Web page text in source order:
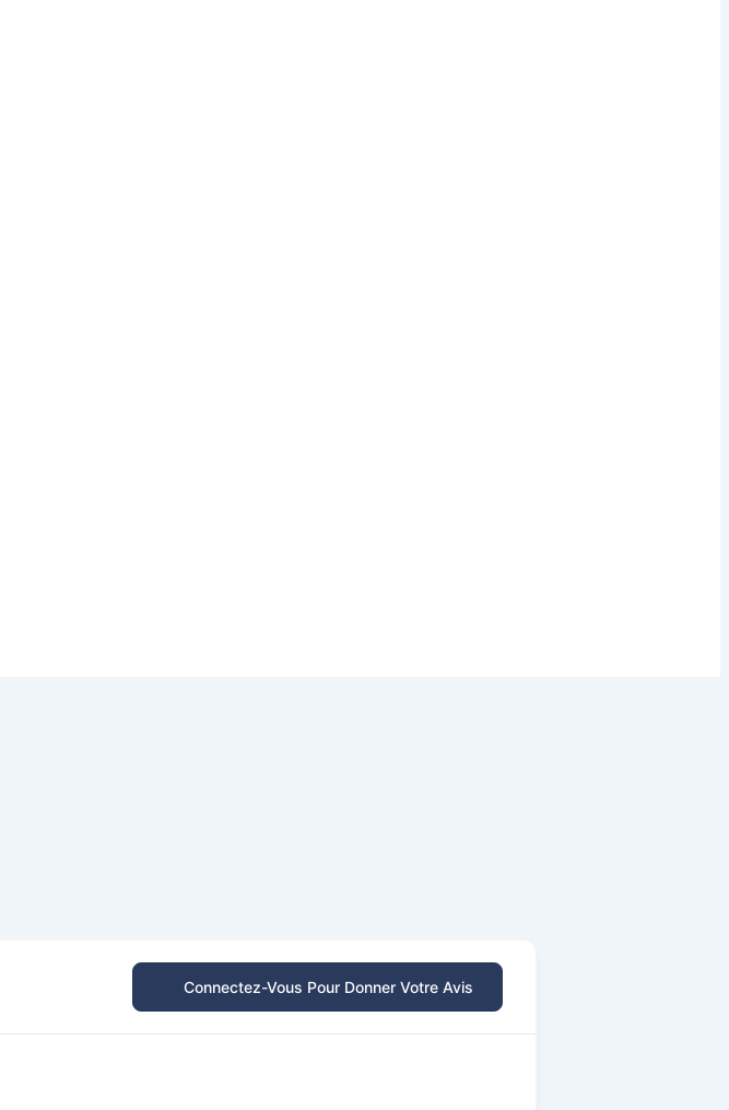
Connectez-Vous Pour Donner Votre Avis